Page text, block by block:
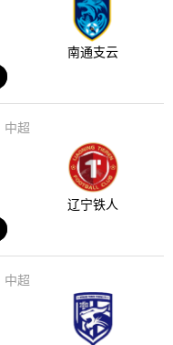
南通支云
中超
辽宁铁人
中超